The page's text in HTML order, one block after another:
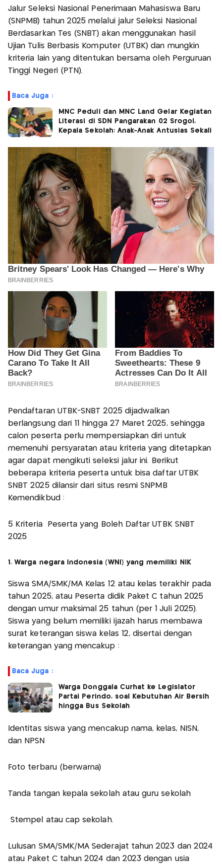
Jalur Seleksi Nasional Penerimaan Mahasiswa Baru
(SNPMB) tahun 2025 melalui jalur Seleksi Nasional
Berdasarkan Tes (SNBT) akan menggunakan hasil
Ujian Tulis Berbasis Komputer (UTBK) dan mungkin
kriteria lain yang ditentukan bersama oleh Perguruan
Tinggi Negeri (PTN).
Baca Juga :
MNC Peduli dan MNC Land Gelar Kegiatan
Literasi di SDN Pangarakan 02 Srogol,
Kepala Sekolah: Anak-Anak Antusias Sekali
Pendaftaran UTBK-SNBT 2025 dijadwalkan
berlangsung dari 11 hingga 27 Maret 2025, sehingga
calon peserta perlu mempersiapkan diri untuk
memenuhi persyaratan atau kriteria yang ditetapkan
agar dapat mengikuti seleksi jalur ini. Berikut
beberapa kriteria peserta untuk bisa daftar UTBK
SNBT 2025 dilansir dari situs resmi SNPMB
Kemendikbud :
5 Kriteria Peserta yang Boleh Daftar UTBK SNBT
2025
1. Warga negara Indonesia (WNI) yang memiliki NIK
Siswa SMA/SMK/MA Kelas 12 atau kelas terakhir pada
tahun 2025, atau Peserta didik Paket C tahun 2025
dengan umur maksimal 25 tahun (per 1 Juli 2025).
Siswa yang belum memiliki ijazah harus membawa
surat keterangan siswa kelas 12, disertai dengan
keterangan yang mencakup :
Baca Juga :
Warga Donggala Curhat ke Legislator
Partai Perindo, soal Kebutuhan Air Bersih
hingga Bus Sekolah
Identitas siswa yang mencakup nama, kelas, NISN,
dan NPSN
Foto terbaru (berwarna)
Tanda tangan kepala sekolah atau guru sekolah
Stempel atau cap sekolah.
Lulusan SMA/SMK/MA Sederajat tahun 2023 dan 2024
atau Paket C tahun 2024 dan 2023 dengan usia